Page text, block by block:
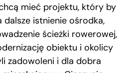
mieć projektu, który by
dalsze istnienie ośrodka,
ścieżki rowerowej,
obiektu i okolicy
zadowoleni i dla dobra